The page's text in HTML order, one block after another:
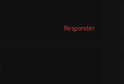
Responder